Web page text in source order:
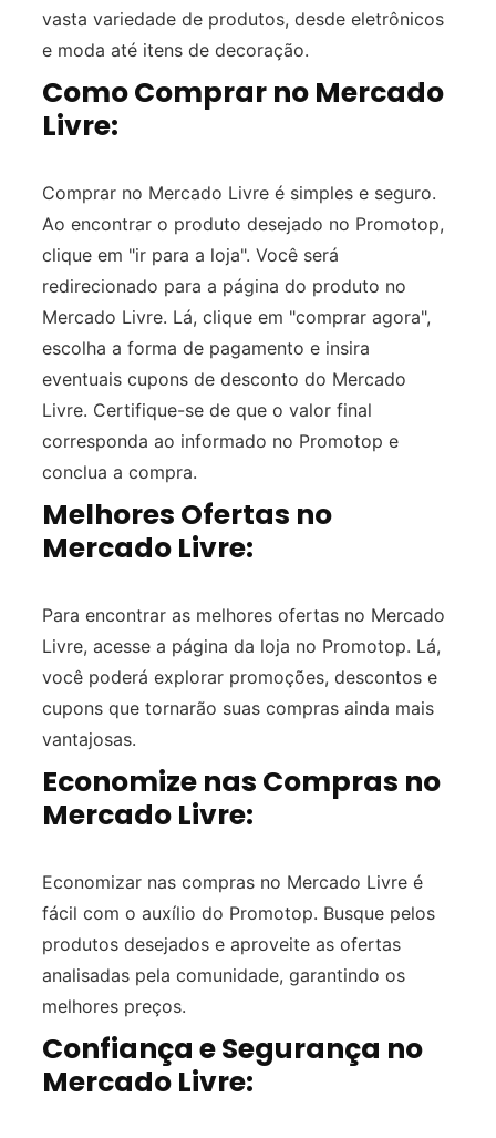
vasta variedade de produtos, desde eletrônicos
e moda até itens de decoração.
Como Comprar no Mercado
Livre:
Comprar no Mercado Livre é simples e seguro.
Ao encontrar o produto desejado no Promotop,
clique em "ir para a loja". Você será
redirecionado para a página do produto no
Mercado Livre. Lá, clique em "comprar agora",
escolha a forma de pagamento e insira
eventuais cupons de desconto do Mercado
Livre. Certifique-se de que o valor final
corresponda ao informado no Promotop e
conclua a compra.
Melhores Ofertas no
Mercado Livre:
Para encontrar as melhores ofertas no Mercado
Livre, acesse a página da loja no Promotop. Lá,
você poderá explorar promoções, descontos e
cupons que tornarão suas compras ainda mais
vantajosas.
Economize nas Compras no
Mercado Livre:
Economizar nas compras no Mercado Livre é
fácil com o auxílio do Promotop. Busque pelos
produtos desejados e aproveite as ofertas
analisadas pela comunidade, garantindo os
melhores preços.
Confiança e Segurança no
Mercado Livre: